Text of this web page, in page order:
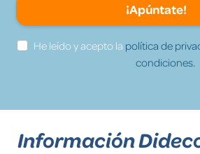
¡Apúntate!
He leído y acepto la política de
condiciones.
Información